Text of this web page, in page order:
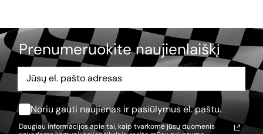
Prenumeruokite naujienlaiškį
Noriu gauti naujienas ir pasiūlymus el. paštu.
Daugiau informacijos apie tai, kaip tvarkome jūsų duomenis